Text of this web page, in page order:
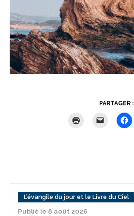
PARTAGER :
L’évangile du jour et le Livre du Ciel
Publié le 8 août 2026